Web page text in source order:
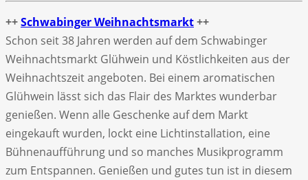
++Schwabinger Weihnachtsmarkt++
Schon seit 38 Jahren werden auf dem Schwabinger
Weihnachtsmarkt Glühwein und Köstlichkeiten aus der
Weihnachtszeit angeboten. Bei einem aromatischen
Glühwein lässt sich das Flair des Marktes wunderbar
genießen. Wenn alle Geschenke auf dem Markt
eingekauft wurden, lockt eine Lichtinstallation, eine
Bühnenaufführung und so manches Musikprogramm
zum Entspannen. Genießen und gutes tun ist in diesem